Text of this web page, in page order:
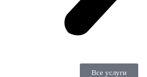
Все услуги